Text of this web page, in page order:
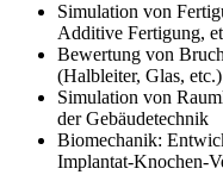
Simulation von
Additive Fertigung,
Bewertung von
(Halbleiter, Glas, etc.)
Simulation von
der Gebäudetechnik
Biomechanik:
Implantat-Knochen-